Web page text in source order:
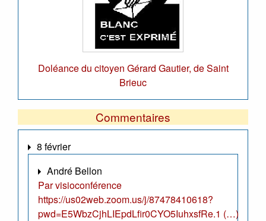
Doléance du citoyen Gérard Gautier, de Saint
Brieuc
Commentaires
8 février
André Bellon
Par visioconférence
https://us02web.zoom.us/j/87478410618?
pwd=E5WbzCjhLIEpdLfir0CYO5IuhxsfRe.1 (…)